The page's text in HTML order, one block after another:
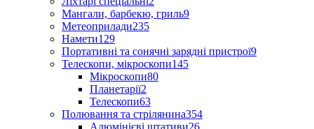
Мангали, барбекю, гриль9
Метеоприлади235
Намети129
Портативні та сонячні зарядні пристрої9
Телескопи, мікроскопи145
Мікроскопи80
Планетарії2
Телескопи63
Полювання та стрілянина354
Алюмінієві штативи26